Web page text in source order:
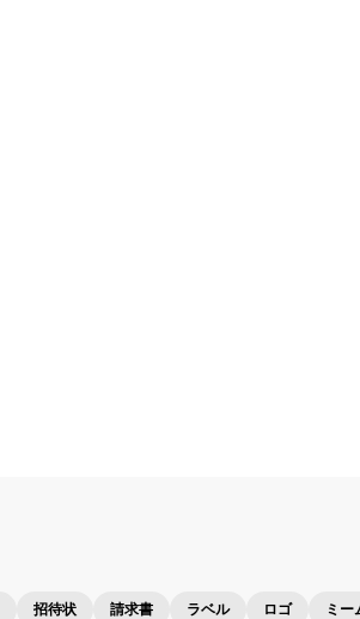
招待状 請求書 ラベル ロゴ ミー